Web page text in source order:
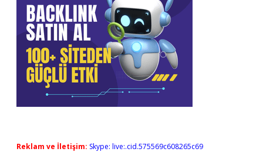
Reklam ve İletişim: Skype: live:.cid.575569c608265c69